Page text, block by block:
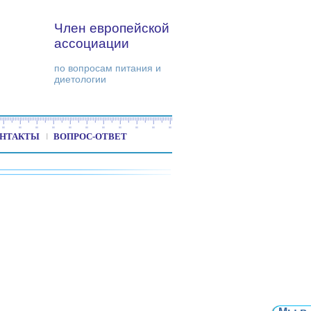
Член европейской
ассоциации
по вопросам питания и
диетологии
ВОПРОС-ОТВЕТ